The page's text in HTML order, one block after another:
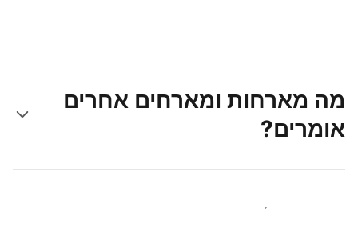
מה מארחות ומארחים אחרים
אומרים?
הצטרפו למארחים כמוכם